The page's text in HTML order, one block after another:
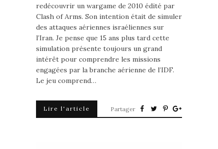
redécouvrir un wargame de 2010 édité par
Clash of Arms. Son intention était de simuler
des attaques aériennes israéliennes sur
l’Iran. Je pense que 15 ans plus tard cette
simulation présente toujours un grand
intérêt pour comprendre les missions
engagées par la branche aérienne de l’IDF.
Le jeu comprend…
Lire l'article Partager